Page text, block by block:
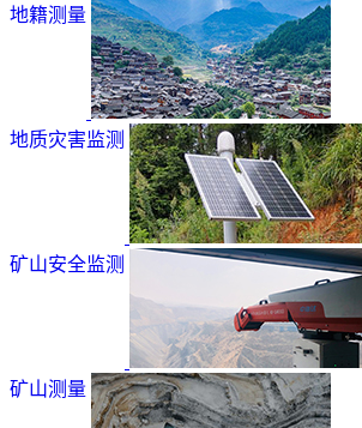
地籍测量
地质灾害监测
矿山安全监测
矿山测量